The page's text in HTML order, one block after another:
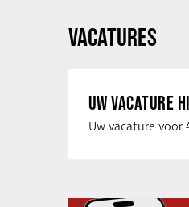
VACATURES
UW VACATURE